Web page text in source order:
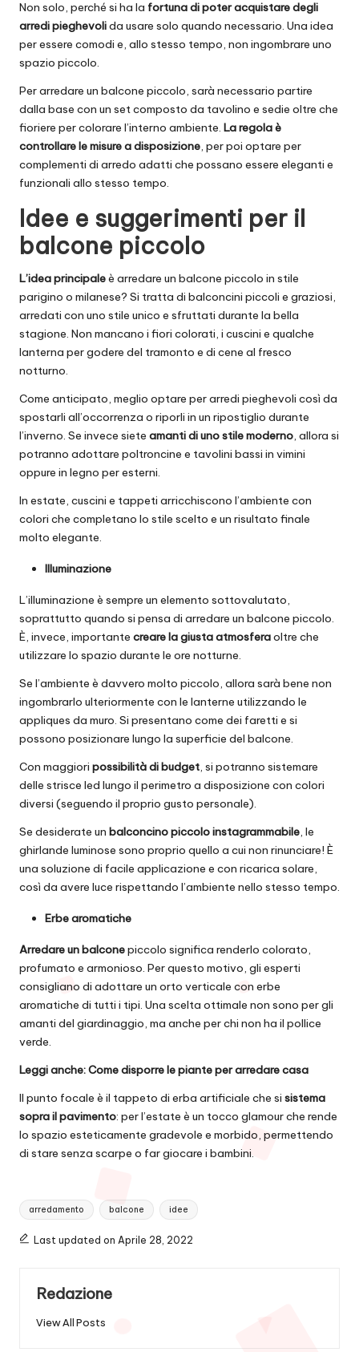
Non solo, perché si ha la fortuna di poter acquistare degli
arredi pieghevolida usare solo quando necessario. Una idea
per essere comodi e, allo stesso tempo, non ingombrare uno
spazio piccolo.
Per arredare un balcone piccolo, sarà necessario partire
dalla base con un set composto da tavolino e sedie oltre che
fioriere per colorare l’interno ambiente. La regola è
controllare le misure a disposizione, per poi optare per
complementi di arredo adatti che possano essere eleganti e
funzionali allo stesso tempo.
Idee e suggerimenti per il
balcone piccolo
L’idea principaleè arredare un balcone piccolo in stile
parigino o milanese? Si tratta di balconcini piccoli e graziosi,
arredati con uno stile unico e sfruttati durante la bella
stagione. Non mancano i fiori colorati, i cuscini e qualche
lanterna per godere del tramonto e di cene al fresco
notturno.
Come anticipato, meglio optare per arredi pieghevoli così da
spostarli all’occorrenza o riporli in un ripostiglio durante
l’inverno. Se invece siete amanti di uno stile moderno, allora si
potranno adottare poltroncine e tavolini bassi in vimini
oppure in legno per esterni.
In estate, cuscini e tappeti arricchiscono l’ambiente con
colori che completano lo stile scelto e un risultato finale
molto elegante.
Illuminazione
L’illuminazione è sempre un elemento sottovalutato,
soprattutto quando si pensa di arredare un balcone piccolo.
È, invece, importante creare la giusta atmosferaoltre che
utilizzare lo spazio durante le ore notturne.
Se l’ambiente è davvero molto piccolo, allora sarà bene non
ingombrarlo ulteriormente con le lanterne utilizzando le
appliques da muro. Si presentano come dei faretti e si
possono posizionare lungo la superficie del balcone.
Con maggiori possibilità di budget, si potranno sistemare
delle strisce led lungo il perimetro a disposizione con colori
diversi (seguendo il proprio gusto personale).
Se desiderate un balconcino piccolo instagrammabile, le
ghirlande luminose sono proprio quello a cui non rinunciare! È
una soluzione di facile applicazione e con ricarica solare,
così da avere luce rispettando l’ambiente nello stesso tempo.
Erbe aromatiche
Arredare un balconepiccolo significa renderlo colorato,
profumato e armonioso. Per questo motivo, gli esperti
consigliano di adottare un orto verticale con erbe
aromatiche di tutti i tipi. Una scelta ottimale non sono per gli
amanti del giardinaggio, ma anche per chi non ha il pollice
verde.
Leggi anche:Come disporre le piante per arredare casa
Il punto focale è il tappeto di erba artificiale che si sistema
sopra il pavimento: per l’estate è un tocco glamour che rende
lo spazio esteticamente gradevole e morbido, permettendo
di stare senza scarpe o far giocare i bambini.
Tags:
arredamento balcone idee
Last updated on Aprile 28, 2022
Redazione
View All Posts